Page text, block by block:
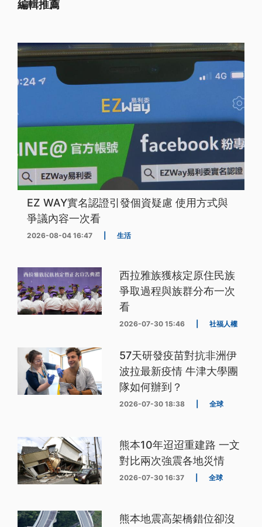
編輯推薦
EZ WAY實名認證引發個資疑慮 使用方式與
爭議內容一次看
2026-08-04 16:47 生活
西拉雅族獲核定原住民族
爭取過程與族群分布一次
看
2026-07-30 15:46 社福人權
57天研發疫苗對抗非洲伊
波拉最新疫情 牛津大學團
隊如何辦到？
2026-07-30 18:38 全球
熊本10年迢迢重建路 一文
對比兩次強震各地災情
2026-07-30 16:37 全球
熊本地震高架橋錯位卻沒